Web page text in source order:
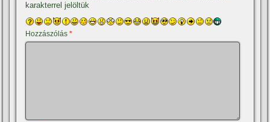
karakterrel jelöltük
Hozzászólás*